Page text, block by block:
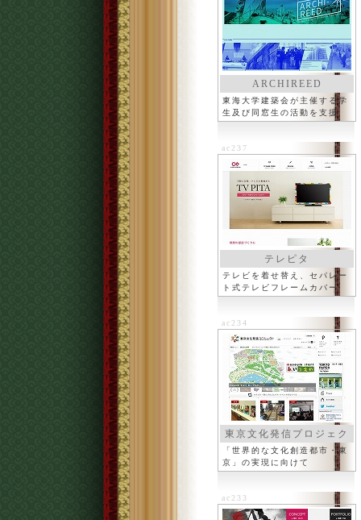
ARCHIREED
東海大学建築会が主催する学
生及び同窓生の活動を支援
ac237
テレピタ
テレビを着せ替え、セパレー
ト式テレビフレームカバー
ac234
東京文化発信プロジェク
ト
「世界的な文化創造都市・東
京」の実現に向けて
ac233